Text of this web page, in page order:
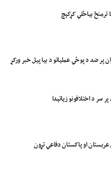
ترمنځ بیاځلي کړکېچ
پر ضد د پوځي عملیاتو د بیا پیل خبر ورکړ
سر د اختلافونو زیاتېدا
او پاکستان دفاعي تړون